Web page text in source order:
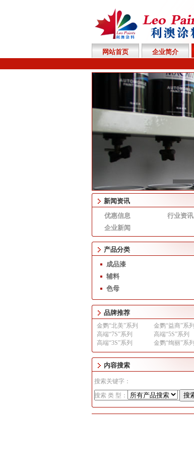
网站首页 企业简介
新闻资讯
优惠信息
行业资讯
企业新闻
产品分类
成品漆
辅料
色母
品牌推荐
金鹦“北美”系列
金鹦“益商”系列
高端“7S”系列
高端“5S”系列
高端“3S”系列
金鹦“绚丽”系列
内容搜索
搜索关键字：
搜索 类 型：